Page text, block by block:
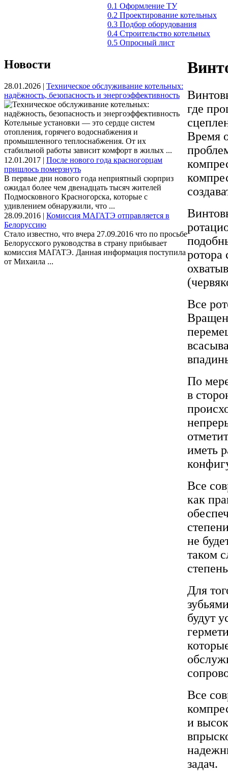
0.1 Оформление ТУ
0.2 Проектирование котельных
0.3 Подбор оборудования
0.4 Строительство котельных
0.5 Опросный лист
Новости
28.01.2026 | Техническое обслуживание котельных:
надёжность, безопасность и энергоэффективность
Котельные установки — это сердце систем
отопления, горячего водоснабжения и
промышленного теплоснабжения. От их
стабильной работы зависит комфорт в жилых ...
12.01.2017 | После нового года красногорцам
пришлось померзнуть
В первые дни нового года неприятный сюрприз
ожидал более чем двенадцать тысяч жителей
Подмосковного Красногорска, которые с
удивлением обнаружили, что ...
28.09.2016 | Комиссия МАГАТЭ отправляется в
Белоруссию
Стало известно, что вчера 27.09.2016 что по просьбе
Белорусского руководства в страну прибывает
комиссия МАГАТЭ. Данная информация поступила
от Михаила ...
где
Время
Все
По
в
иметь
Все
как
не
таком
Для
будут
Все
и
задач.